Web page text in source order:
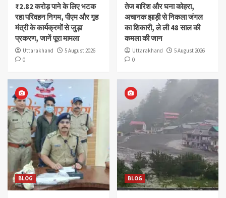
₹2.82 करोड़ पाने के लिए भटक
रहा परिवहन निगम, पीएम और गृह
मंत्री के कार्यक्रमों से जुड़ा
प्रकरण, जानें पूरा मामला
Uttarakhand
5 August 2026
0
तेज बारिश और घना कोहरा,
अचानक झाड़ी से निकला जंगल
का शिकारी, ले ली 48 साल की
कमला की जान
Uttarakhand
5 August 2026
0
BLOG BLOG